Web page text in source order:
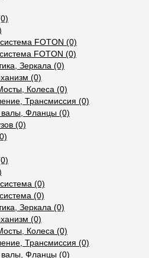
FOTON (0)
FOTON (0)
Зеркала (0)
(0)
Колеса (0)
Трансмиссия (0)
Фланцы (0)
(0)
(0)
(0)
Зеркала (0)
(0)
Колеса (0)
Трансмиссия (0)
Фланцы (0)